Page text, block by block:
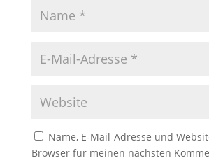
Name, E-Mail-Adresse und
Browser für meinen nächsten